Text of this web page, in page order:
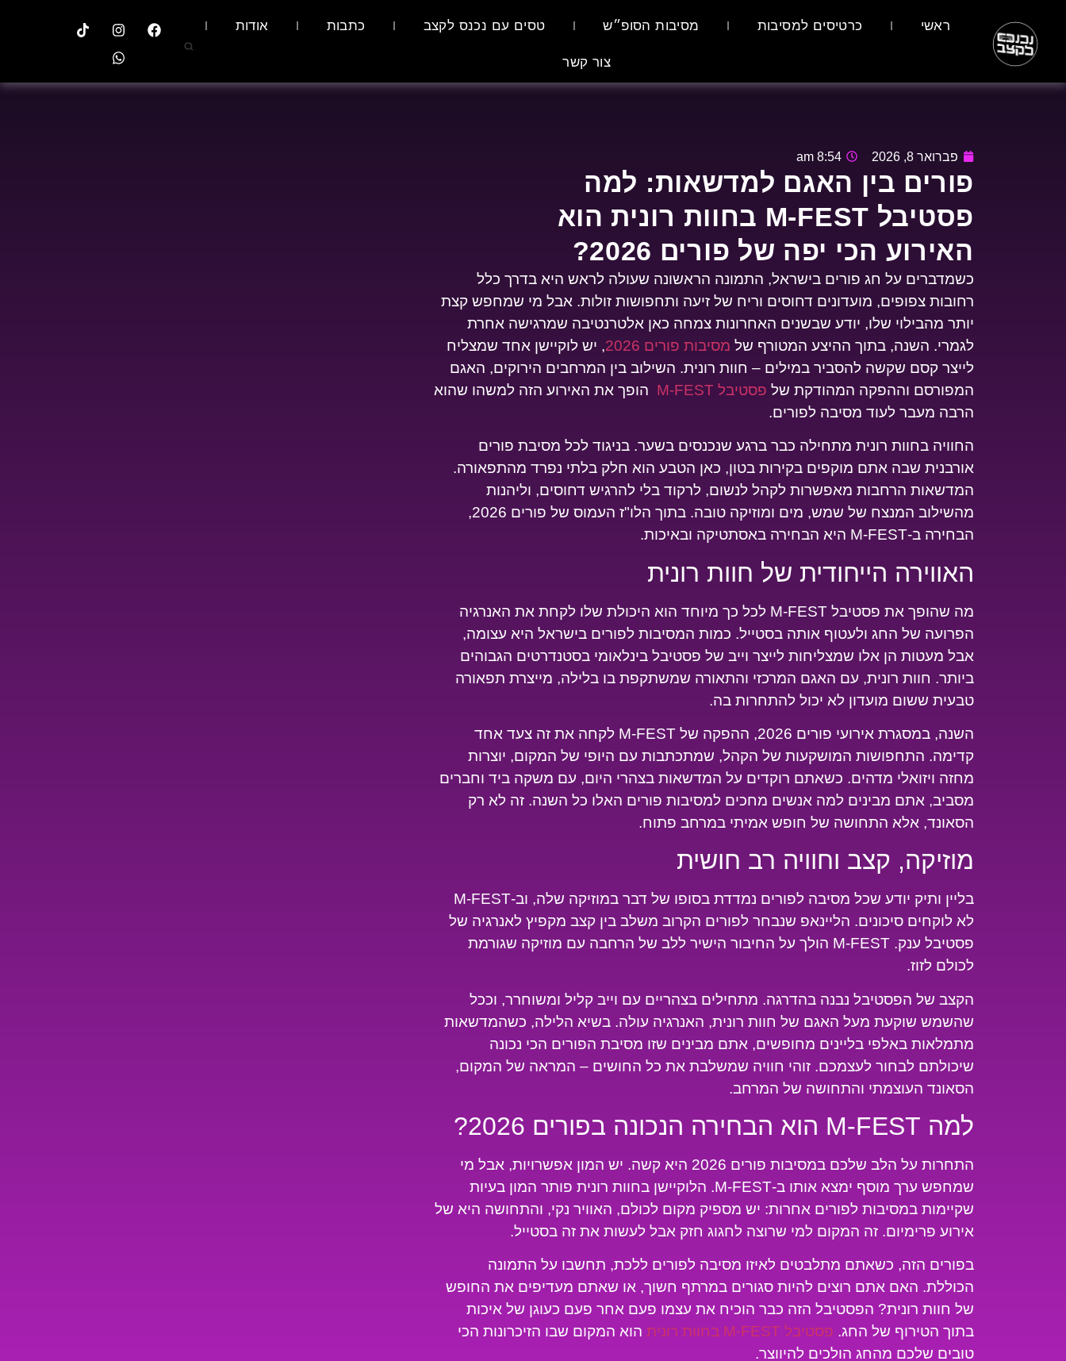
ראשי כרטיסים למסיבות מסיבות הסופ״ש טסים עם נכנס לקצב כתבות אודות
צור קשר
פברואר 8, 2026 8:54 am
פורים בין האגם למדשאות: למה
פסטיבל M-FEST בחוות רונית הוא
האירוע הכי יפה של פורים 2026?
כשמדברים על חג פורים בישראל, התמונה הראשונה שעולה לראש היא בדרך כלל
רחובות צפופים, מועדונים דחוסים וריח של זיעה ותחפושות זולות. אבל מי שמחפש קצת
יותר מהבילוי שלו, יודע שבשנים האחרונות צמחה כאן אלטרנטיבה שמרגישה אחרת
לגמרי. השנה, בתוך ההיצע המטורף של מסיבות פורים 2026
, יש לוקיישן אחד שמצליח
לייצר קסם שקשה להסביר במילים – חוות רונית. השילוב בין המרחבים הירוקים, האגם
המפורסם וההפקה המהודקת של פסטיבל M-FEST
הופך את האירוע הזה למשהו שהוא
הרבה מעבר לעוד מסיבה לפורים.
החוויה בחוות רונית מתחילה כבר ברגע שנכנסים בשער. בניגוד לכל מסיבת פורים
אורבנית שבה אתם מוקפים בקירות בטון, כאן הטבע הוא חלק בלתי נפרד מהתפאורה.
המדשאות הרחבות מאפשרות לקהל לנשום, לרקוד בלי להרגיש דחוסים, וליהנות
מהשילוב המנצח של שמש, מים ומוזיקה טובה. בתוך הלו"ז העמוס של פורים 2026,
הבחירה ב-M-FEST היא הבחירה באסתטיקה ובאיכות.
האווירה הייחודית של חוות רונית
מה שהופך את פסטיבל M-FEST לכל כך מיוחד הוא היכולת שלו לקחת את האנרגיה
הפרועה של החג ולעטוף אותה בסטייל. כמות המסיבות לפורים בישראל היא עצומה,
אבל מעטות הן אלו שמצליחות לייצר וייב של פסטיבל בינלאומי בסטנדרטים הגבוהים
ביותר. חוות רונית, עם האגם המרכזי והתאורה שמשתקפת בו בלילה, מייצרת תפאורה
טבעית ששום מועדון לא יכול להתחרות בה.
השנה, במסגרת אירועי פורים 2026, ההפקה של M-FEST לקחה את זה צעד אחד
קדימה. התחפושות המושקעות של הקהל, שמתכתבות עם היופי של המקום, יוצרות
מחזה ויזואלי מדהים. כשאתם רוקדים על המדשאות בצהרי היום, עם משקה ביד וחברים
מסביב, אתם מבינים למה אנשים מחכים למסיבות פורים האלו כל השנה. זה לא רק
הסאונד, אלא התחושה של חופש אמיתי במרחב פתוח.
מוזיקה, קצב וחוויה רב חושית
בליין ותיק יודע שכל מסיבה לפורים נמדדת בסופו של דבר במוזיקה שלה, וב-M-FEST
לא לוקחים סיכונים. הליינאפ שנבחר לפורים הקרוב משלב בין קצב מקפיץ לאנרגיה של
פסטיבל ענק. M-FEST הולך על החיבור הישיר ללב של הרחבה עם מוזיקה שגורמת
לכולם לזוז.
הקצב של הפסטיבל נבנה בהדרגה. מתחילים בצהריים עם וייב קליל ומשוחרר, וככל
שהשמש שוקעת מעל האגם של חוות רונית, האנרגיה עולה. בשיא הלילה, כשהמדשאות
מתמלאות באלפי בליינים מחופשים, אתם מבינים שזו מסיבת הפורים הכי נכונה
שיכולתם לבחור לעצמכם. זוהי חוויה שמשלבת את כל החושים – המראה של המקום,
הסאונד העוצמתי והתחושה של המרחב.
למה M-FEST הוא הבחירה הנכונה בפורים 2026?
התחרות על הלב שלכם במסיבות פורים 2026 היא קשה. יש המון אפשרויות, אבל מי
שמחפש ערך מוסף ימצא אותו ב-M-FEST. הלוקיישן בחוות רונית פותר המון בעיות
שקיימות במסיבות לפורים אחרות: יש מספיק מקום לכולם, האוויר נקי, והתחושה היא של
אירוע פרימיום. זה המקום למי שרוצה לחגוג חזק אבל לעשות את זה בסטייל.
בפורים הזה, כשאתם מתלבטים לאיזו מסיבה לפורים ללכת, תחשבו על התמונה
הכוללת. האם אתם רוצים להיות סגורים במרתף חשוך, או שאתם מעדיפים את החופש
של חוות רונית? הפסטיבל הזה כבר הוכיח את עצמו פעם אחר פעם כעוגן של איכות
בתוך הטירוף של החג. פסטיבל M-FEST בחוות רונית
הוא המקום שבו הזיכרונות הכי
טובים שלכם מהחג הולכים להיווצר.